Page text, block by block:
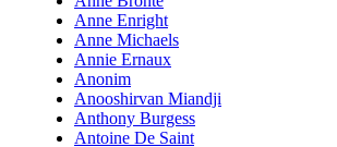
Anne Enright
Anne Michaels
Annie Ernaux
Anonim
Anooshirvan Miandji
Anthony Burgess
Antoine De Saint